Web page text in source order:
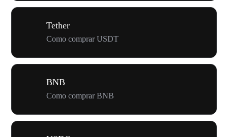
Tether
Como comprar USDT
BNB
Como comprar BNB